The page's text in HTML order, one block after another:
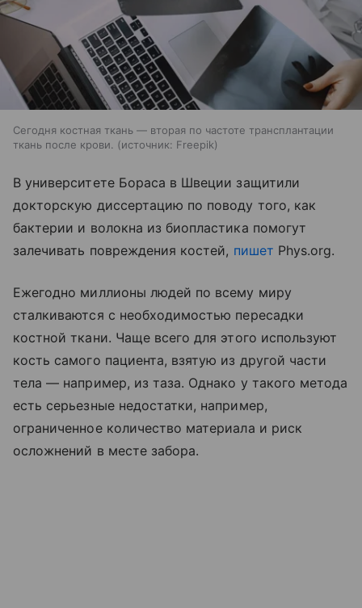
Сегодня костная ткань — вторая по частоте трансплантации
ткань после крови.
источник: Freepik
В университете Бораса в Швеции защитили
докторскую диссертацию по поводу того, как
бактерии и волокна из биопластика помогут
залечивать повреждения костей, пишет Phys.org.
Ежегодно миллионы людей по всему миру
сталкиваются с необходимостью пересадки
костной ткани. Чаще всего для этого используют
кость самого пациента, взятую из другой части
тела — например, из таза. Однако у такого метода
есть серьезные недостатки, например,
ограниченное количество материала и риск
осложнений в месте забора.